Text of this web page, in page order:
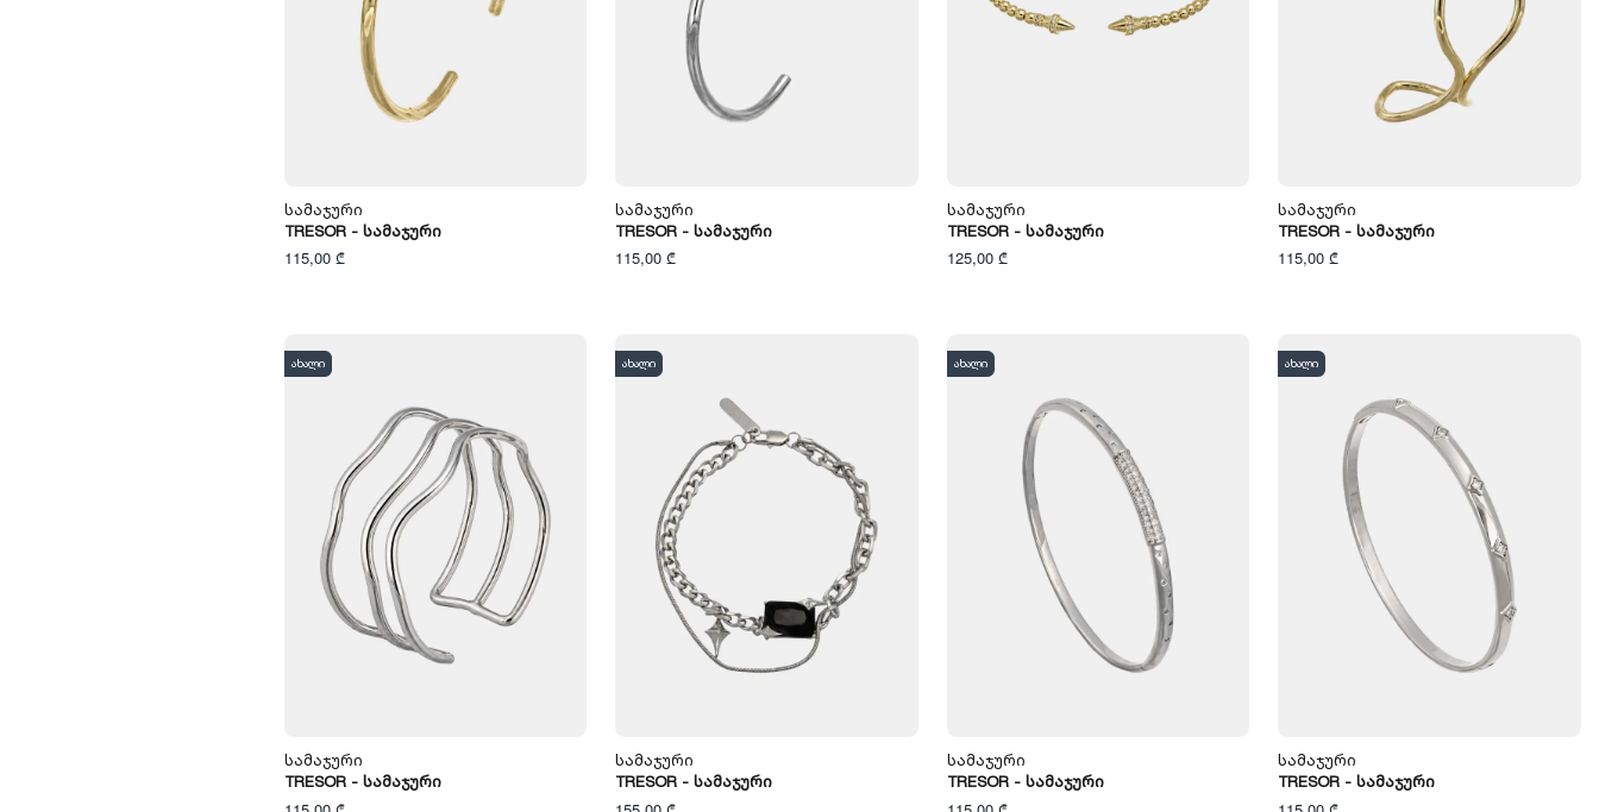
Სამაჯური
TRESOR - Სამაჯური
115,00 ₾
Სამაჯური
TRESOR - Სამაჯური
115,00 ₾
Სამაჯური
TRESOR - Სამაჯური
125,00 ₾
Სამაჯური
TRESOR - Სამაჯური
115,00 ₾
ახალი
Სამაჯური
TRESOR - Სამაჯური
ახალი
Სამაჯური
TRESOR - Სამაჯური
ახალი
Სამაჯური
TRESOR - Სამაჯური
ახალი
Სამაჯური
TRESOR - Სამაჯური